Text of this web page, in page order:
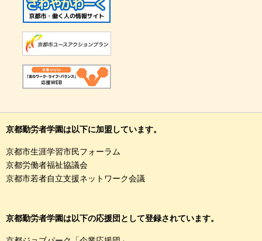
京都勤労者学園は以下に加盟しています。
京都市生涯学習市民フォーラム
京都労働者福祉協議会
京都市若者自立支援ネットワーク会議
京都勤労者学園は以下の応援団として登録されています。